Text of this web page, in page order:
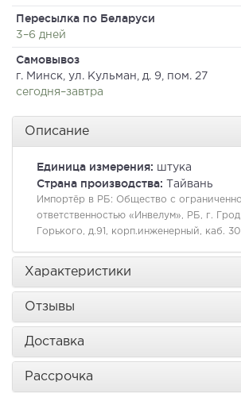
Пересылка по Беларуси
3–6 дней
Самовывоз
г. Минск, ул. Кульман, д. 9, пом. 27
сегодня–завтра
Описание
Единица измерения: штука
Страна производства: Тайвань
Импортёр в РБ: Общество с
ответственностью «Инвелум», РБ, г.
Горького, д.91, корп.инженерный, каб.
Характеристики
Отзывы
Доставка
Рассрочка